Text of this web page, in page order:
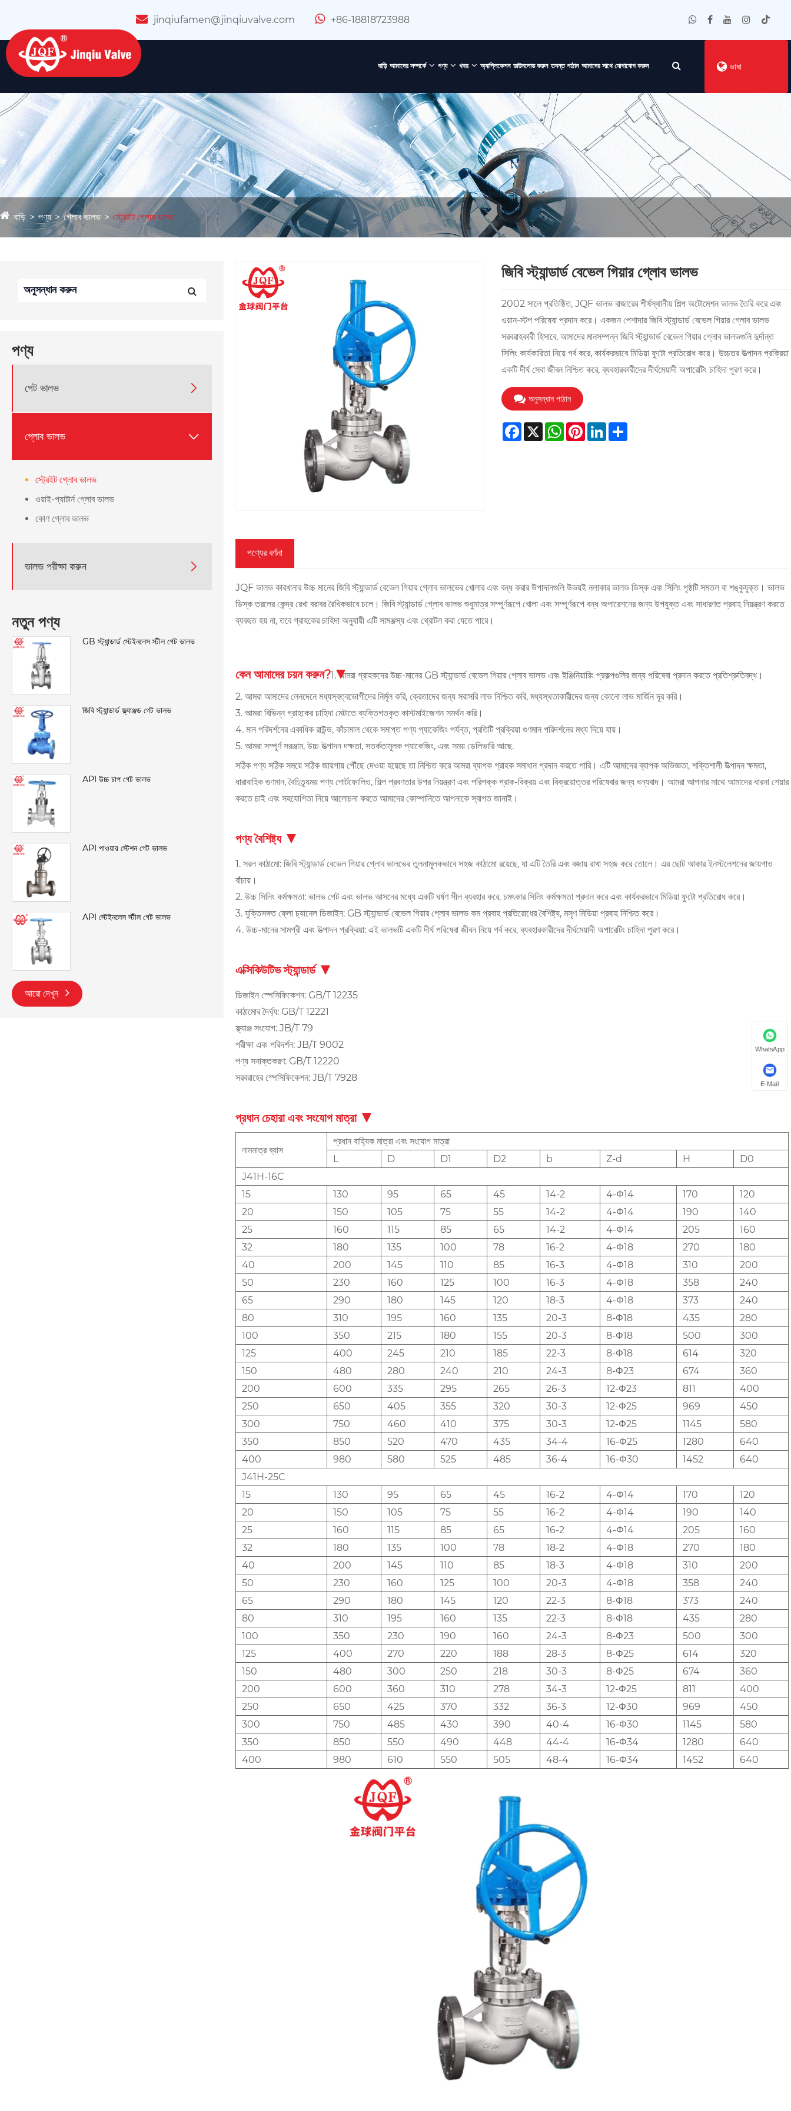
jinqiufamen@jinqiuvalve.com +86-18818723988
বাড়ি আমাদের সম্পর্কে পণ্য খবর অ্যাপ্লিকেশন ডাউনলোড করুন তদন্ত পাঠান আমাদের সাথে যোগাযোগ করুন ভাষা
বাড়ি পণ্য গ্লোব ভালভ স্ট্রেইট গ্লোব ভালভ
পণ্য
গেট ভালভ 
গ্লোব ভালভ 
স্ট্রেইট গ্লোব ভালভ
ওয়াই-প্যাটার্ন গ্লোব ভালভ
কোণ গ্লোব ভালভ
ভালভ পরীক্ষা করুন 
নতুন পণ্য
GB স্ট্যান্ডার্ড স্টেইনলেস স্টীল গেট ভালভ
জিবি স্ট্যান্ডার্ড ফ্ল্যাঞ্জড গেট ভালভ
API উচ্চ চাপ গেট ভালভ
API পাওয়ার স্টেশন গেট ভালভ
API স্টেইনলেস স্টীল গেট ভালভ
আরো দেখুন
জিবি স্ট্যান্ডার্ড বেভেল গিয়ার গ্লোব ভালভ
2002 সালে প্রতিষ্ঠিত, JQF ভালভ বাজারের শীর্ষস্থানীয় শিল্প অটোমেশন ভালভ তৈরি করে এবং
ওয়ান-স্টপ পরিষেবা প্রদান করে। একজন পেশাদার জিবি স্ট্যান্ডার্ড বেভেল গিয়ার গ্লোব ভালভ
সরবরাহকারী হিসাবে, আমাদের মানসম্পন্ন জিবি স্ট্যান্ডার্ড বেভেল গিয়ার গ্লোব ভালভগুলি দুর্দান্ত
সিলিং কার্যকারিতা নিয়ে গর্ব করে, কার্যকরভাবে মিডিয়া ফুটো প্রতিরোধ করে। উচ্চতর উত্পাদন প্রক্রিয়া
একটি দীর্ঘ সেবা জীবন নিশ্চিত করে, ব্যবহারকারীদের দীর্ঘমেয়াদী অপারেটিং চাহিদা পূরণ করে।
অনুসন্ধান পাঠান
Facebook
X WhatsApp
Pinterest
LinkedIn
Share
পণ্যের বর্ণনা
JQF ভালভ কারখানার উচ্চ মানের জিবি স্ট্যান্ডার্ড বেভেল গিয়ার গ্লোব ভালভের খোলার এবং বন্ধ করার উপাদানগুলি উভয়ই নলাকার ভালভ ডিস্ক এবং সিলিং পৃষ্ঠটি সমতল বা শঙ্কুযুক্ত। ভালভ
ডিস্ক তরলের কেন্দ্র রেখা বরাবর রৈখিকভাবে চলে। জিবি স্ট্যান্ডার্ড গ্লোব ভালভ শুধুমাত্র সম্পূর্ণরূপে খোলা এবং সম্পূর্ণরূপে বন্ধ অপারেশনের জন্য উপযুক্ত এবং সাধারণত প্রবাহ নিয়ন্ত্রণ করতে
ব্যবহৃত হয় না, তবে গ্রাহকের চাহিদা অনুযায়ী এটি সামঞ্জস্য এবং থ্রোটল করা যেতে পারে।
কেন আমাদের চয়ন করুন?1. আমরা গ্রাহকদের উচ্চ-মানের GB স্ট্যান্ডার্ড বেভেল গিয়ার গ্লোব ভালভ এবং ইঞ্জিনিয়ারিং প্রকল্পগুলির জন্য পরিষেবা প্রদান করতে প্রতিশ্রুতিবদ্ধ।
2. আমরা আমাদের লেনদেনে মধ্যস্বত্বভোগীদের নির্মূল করি, ক্রেতাদের জন্য সরাসরি লাভ নিশ্চিত করি, মধ্যস্থতাকারীদের জন্য কোনো লাভ মার্জিন দূর করি।
3. আমরা বিভিন্ন গ্রাহকের চাহিদা মেটাতে ব্যক্তিগতকৃত কাস্টমাইজেশন সমর্থন করি।
4. মান পরিদর্শনের একাধিক রাউন্ড, কাঁচামাল থেকে সমাপ্ত পণ্য প্যাকেজিং পর্যন্ত, প্রতিটি প্রক্রিয়া গুণমান পরিদর্শনের মধ্য দিয়ে যায়।
5. আমরা সম্পূর্ণ সরঞ্জাম, উচ্চ উত্পাদন দক্ষতা, সতর্কতামূলক প্যাকেজিং, এবং সময় ডেলিভারি আছে.
সঠিক পণ্য সঠিক সময়ে সঠিক জায়গায় পৌঁছে দেওয়া হয়েছে তা নিশ্চিত করে আমরা ব্যাপক গ্রাহক সমাধান প্রদান করতে পারি। এটি আমাদের ব্যাপক অভিজ্ঞতা, শক্তিশালী উত্পাদন ক্ষমতা,
ধারাবাহিক গুণমান, বৈচিত্র্যময় পণ্য পোর্টফোলিও, শিল্প প্রবণতার উপর নিয়ন্ত্রণ এবং পরিপক্ক প্রাক-বিক্রয় এবং বিক্রয়োত্তর পরিষেবার জন্য ধন্যবাদ। আমরা আপনার সাথে আমাদের ধারনা শেয়ার
করতে চাই এবং সহযোগিতা নিয়ে আলোচনা করতে আমাদের কোম্পানিতে আপনাকে স্বাগত জানাই।
পণ্য বৈশিষ্ট্য
1. সরল কাঠামো: জিবি স্ট্যান্ডার্ড বেভেল গিয়ার গ্লোব ভালভের তুলনামূলকভাবে সহজ কাঠামো রয়েছে, যা এটি তৈরি এবং বজায় রাখা সহজ করে তোলে। এর ছোট আকার ইনস্টলেশনের জায়গাও
বাঁচায়।
2. উচ্চ সিলিং কর্মক্ষমতা: ভালভ গেট এবং ভালভ আসনের মধ্যে একটি ঘর্ষণ সীল ব্যবহার করে, চমৎকার সিলিং কর্মক্ষমতা প্রদান করে এবং কার্যকরভাবে মিডিয়া ফুটো প্রতিরোধ করে।
3. যুক্তিসঙ্গত ফ্লো চ্যানেল ডিজাইন: GB স্ট্যান্ডার্ড বেভেল গিয়ার গ্লোব ভালভ কম প্রবাহ প্রতিরোধের বৈশিষ্ট্য, মসৃণ মিডিয়া প্রবাহ নিশ্চিত করে।
4. উচ্চ-মানের সামগ্রী এবং উত্পাদন প্রক্রিয়া: এই ভালভটি একটি দীর্ঘ পরিষেবা জীবন নিয়ে গর্ব করে, ব্যবহারকারীদের দীর্ঘমেয়াদী অপারেটিং চাহিদা পূরণ করে।
এক্সিকিউটিভ স্ট্যান্ডার্ড
ডিজাইন স্পেসিফিকেশন: GB/T 12235
কাঠামোর দৈর্ঘ্য: GB/T 12221
ফ্ল্যাঞ্জ সংযোগ: JB/T 79
পরীক্ষা এবং পরিদর্শন: JB/T 9002
পণ্য সনাক্তকরণ: GB/T 12220
সরবরাহের স্পেসিফিকেশন: JB/T 7928
প্রধান চেহারা এবং সংযোগ মাত্রা
নামমাত্র ব্যাস
প্রধান বাহ্যিক মাত্রা এবং সংযোগ মাত্রা
L
D D1 D2 b Z-d H
D0
J41H-16C
15
130 95 65 45 14-2 4-Φ14 170
120
20
150 105 75 55 14-2 4-Φ14 190
140
25
160 115 85 65 14-2 4-Φ14 205
160
32
180 135 100 78 16-2 4-Φ18 270
180
40
200 145 110 85 16-3 4-Φ18 310
200
50
230 160 125 100 16-3 4-Φ18 358
240
65
290 180 145 120 18-3 4-Φ18 373
240
80
310 195 160 135 20-3 8-Φ18 435
280
100
350 215 180 155 20-3 8-Φ18 500
300
125
400 245 210 185 22-3 8-Φ18 614
320
150
480 280 240 210 24-3 8-Φ23 674
360
200
600 335 295 265 26-3 12-Φ23 811
400
250
650 405 355 320 30-3 12-Φ25 969
450
300
750 460 410 375 30-3 12-Φ25 1145
580
350
850 520 470 435 34-4 16-Φ25 1280
640
400
980 580 525 485 36-4 16-Φ30 1452
640
J41H-25C
15
130 95 65 45 16-2 4-Φ14 170
120
20
150 105 75 55 16-2 4-Φ14 190
140
25
160 115 85 65 16-2 4-Φ14 205
160
32
180 135 100 78 18-2 4-Φ18 270
180
40
200 145 110 85 18-3 4-Φ18 310
200
50
230 160 125 100 20-3 4-Φ18 358
240
65
290 180 145 120 22-3 8-Φ18 373
240
80
310 195 160 135 22-3 8-Φ18 435
280
100
350 230 190 160 24-3 8-Φ23 500
300
125
400 270 220 188 28-3 8-Φ25 614
320
150
480 300 250 218 30-3 8-Φ25 674
360
200
600 360 310 278 34-3 12-Φ25 811
400
250
650 425 370 332 36-3 12-Φ30 969
450
300
750 485 430 390 40-4 16-Φ30 1145
580
350
850 550 490 448 44-4 16-Φ34 1280
640
400
980 610 550 505 48-4 16-Φ34 1452 640
WhatsApp
E-Mail